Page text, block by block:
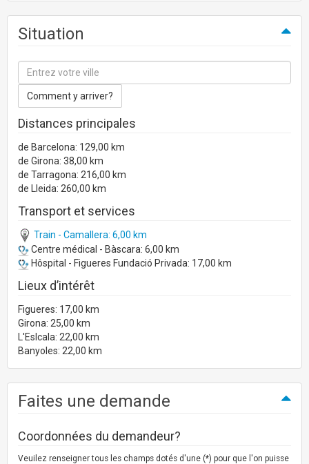
Situation
Distances principales
de Barcelona: 129,00 km
de Girona: 38,00 km
de Tarragona: 216,00 km
de Lleida: 260,00 km
Transport et services
Train - Camallera: 6,00 km
Centre médical - Bàscara: 6,00 km
Hôspital - Figueres Fundació Privada: 17,00 km
Lieux d’intérêt
Figueres: 17,00 km
Girona: 25,00 km
L'Eslcala: 22,00 km
Banyoles: 22,00 km
Faites une demande
Coordonnées du demandeur?
Veuilez renseigner tous les champs dotés d'une (*) pour que l'on puisse